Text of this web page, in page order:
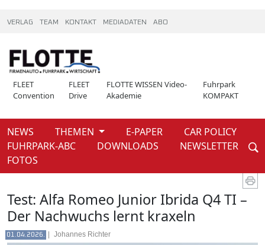
VERLAG TEAM KONTAKT MEDIADATEN ABO
FLEET
Convention
FLEET
Drive
FLOTTE WISSEN Video-
Akademie
Fuhrpark
KOMPAKT
NEWS THEMEN E-PAPER
CAR POLICY
FUHRPARK-ABC
DOWNLOADS
NEWSLETTER
FOTOS
Weiter
News
Test: Alfa Romeo Junior Ibrida Q4 TI –
Der Nachwuchs lernt kraxeln
01.04.2026. Johannes Richter